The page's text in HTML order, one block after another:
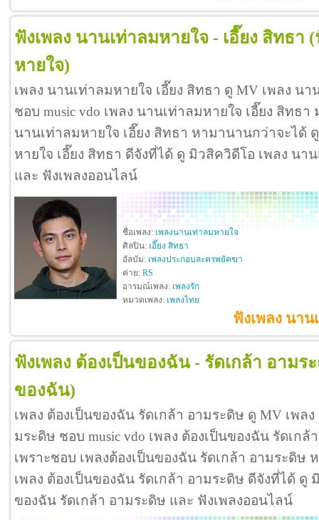
ฟังเพลง นานเท่าลมหายใจ - เอี๊ยง สิทธา (
หายใจ)
เพลง นานเท่าลมหายใจ เอี๊ยง สิทธา ดู MV เพลง นา
ชอบ music vdo เพลง นานเท่าลมหายใจ เอี๊ยง สิทธา
นานเท่าลมหายใจ เอี๊ยง สิทธา หามานานกว่าจะได้
หายใจ เอี๊ยง สิทธา ดีจังที่ได้ ดู มิวสิควิดีโอ เพลง นา
และ ฟังเพลงออนไลน์
ชื่อเพลง: เพลงนานเท่าลมหายใจ
ศิลปิน: เอี๊ยง สิทธา
อัลบัม: เพลงประกอบละครพยัคฆา
ค่าย: RS
อารมณ์เพลง: เพลงรัก
หมวดเพลง: เพลงไทย
ฟังเพลง นาน
ฟังเพลง ต้องเป็นของฉัน - รัดเกล้า อามร
ของฉัน)
เพลง ต้องเป็นของฉัน รัดเกล้า อามระดิษ ดู MV เพล
มระดิษ ชอบ music vdo เพลง ต้องเป็นของฉัน รัดเกล้
เพราะชอบ เพลงต้องเป็นของฉัน รัดเกล้า อามระดิษ
เพลง ต้องเป็นของฉัน รัดเกล้า อามระดิษ ดีจังที่ได้ ดู
ของฉัน รัดเกล้า อามระดิษ และ ฟังเพลงออนไลน์